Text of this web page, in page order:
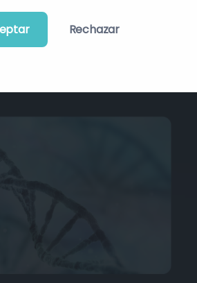
de la contratación pública, la
y la tecnología sanitaria.
Rechazar